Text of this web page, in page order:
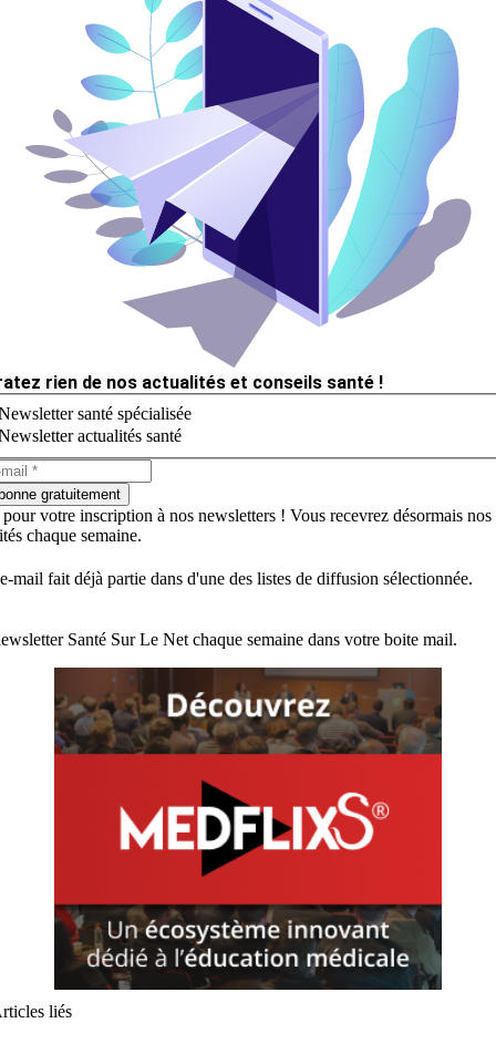
rien de nos actualités et conseils santé !
santé spécialisée
actualités santé
gratuitement
votre inscription à nos newsletters ! Vous recevrez désormais nos
chaque semaine.
mail fait déjà partie dans d'une des listes de diffusion sélectionnée.
Santé Sur Le Net chaque semaine dans votre boite mail.
liés